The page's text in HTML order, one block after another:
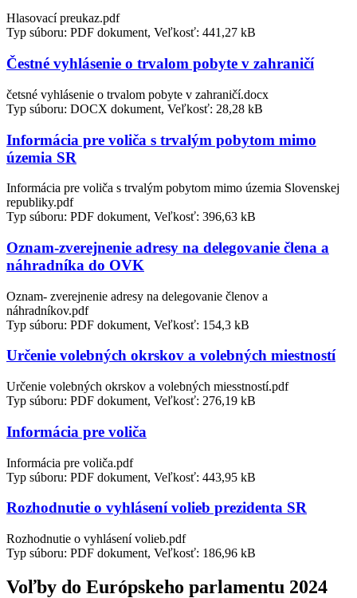
Hlasovací preukaz.pdf
Typ súboru: PDF dokument, Veľkosť: 441,27 kB
Čestné vyhlásenie o trvalom pobyte v zahraničí
četsné vyhlásenie o trvalom pobyte v zahraničí.docx
Typ súboru: DOCX dokument, Veľkosť: 28,28 kB
Informácia pre voliča s trvalým pobytom mimo
územia SR
Informácia pre voliča s trvalým pobytom mimo územia Slovenskej
republiky.pdf
Typ súboru: PDF dokument, Veľkosť: 396,63 kB
Oznam-zverejnenie adresy na delegovanie člena a
náhradníka do OVK
Oznam- zverejnenie adresy na delegovanie členov a
náhradníkov.pdf
Typ súboru: PDF dokument, Veľkosť: 154,3 kB
Určenie volebných okrskov a volebných miestností
Určenie volebných okrskov a volebných miesstností.pdf
Typ súboru: PDF dokument, Veľkosť: 276,19 kB
Informácia pre voliča
Informácia pre voliča.pdf
Typ súboru: PDF dokument, Veľkosť: 443,95 kB
Rozhodnutie o vyhlásení volieb prezidenta SR
Rozhodnutie o vyhlásení volieb.pdf
Typ súboru: PDF dokument, Veľkosť: 186,96 kB
Voľby do Európskeho parlamentu 2024